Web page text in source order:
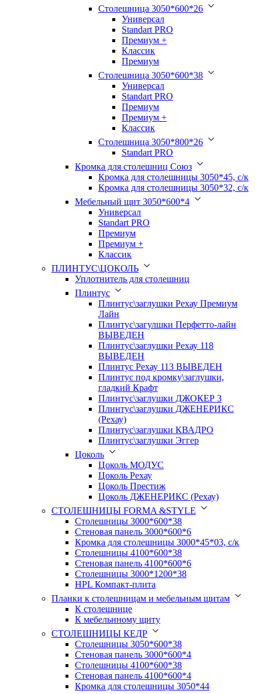
Столешница 3050*600*26
Универсал
Standart PRO
Премиум +
Классик
Премиум
Столешница 3050*600*38
Универсал
Standart PRO
Премиум
Премиум +
Классик
Столешница 3050*800*26
Standart PRO
Кромка для столешниц Союз
Кромка для столешницы 3050*45, с/к
Кромка для столешницы 3050*32, с/к
Мебельный щит 3050*600*4
Универсал
Standart PRO
Премиум
Премиум +
Классик
ПЛИНТУС\ЦОКОЛЬ
Уплотнитель для столешниц
Плинтус
Плинтус\заглушки Рехау Премиум
Лайн
Плинтус\загулшки Перфетто-лайн
ВЫВЕДЕН
Плинтус\заглушки Рехау 118
ВЫВЕДЕН
Плинтус Рехау 113 ВЫВЕДЕН
Плинтус под кромку\заглушки,
гладкий Крафт
Плинтус\заглушки ДЖОКЕР 3
Плинтус\заглушки ДЖЕНЕРИКС
(Рехау)
Плинтус\заглушки КВАДРО
Плинтус\заглушки Эггер
Цоколь
Цоколь МОДУС
Цоколь Рехау
Цоколь Престиж
Цоколь ДЖЕНЕРИКС (Рехау)
СТОЛЕШНИЦЫ FORMA &STYLE
Столешницы 3000*600*38
Стеновая панель 3000*600*6
Кромка для столешницы 3000*45*03, с/к
Столешницы 4100*600*38
Стеновая панель 4100*600*6
Столешницы 3000*1200*38
HPL Компакт-плита
Планки к столешницам и мебельным щитам
К столешнице
К мебельнному щиту
СТОЛЕШНИЦЫ КЕДР
Столешницы 3050*600*38
Стеновая панель 3000*600*4
Столешницы 4100*600*38
Стеновая панель 4100*600*4
Кромка для столешницы 3050*44